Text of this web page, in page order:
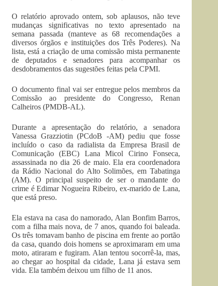
O relatório aprovado ontem, sob aplausos, não teve
mudanças significativas no texto apresentado na
semana passada (manteve as 68 recomendações a
diversos órgãos e instituições dos Três Poderes). Na
lista, está a criação de uma comissão mista permanente
de deputados e senadores para acompanhar os
desdobramentos das sugestões feitas pela CPMI.
O documento final vai ser entregue pelos membros da
Comissão ao presidente do Congresso, Renan
Calheiros (PMDB-AL).
Durante a apresentação do relatório, a senadora
Vanessa Grazziotin (PCdoB -AM) pediu que fosse
incluído o caso da radialista da Empresa Brasil de
Comunicação (EBC) Lana Micol Cirino Fonseca,
assassinada no dia 26 de maio. Ela era coordenadora
da Rádio Nacional do Alto Solimões, em Tabatinga
(AM). O principal suspeito de ser o mandante do
crime é Edimar Nogueira Ribeiro, ex-marido de Lana,
que está preso.
Ela estava na casa do namorado, Alan Bonfim Barros,
com a filha mais nova, de 7 anos, quando foi baleada.
Os três tomavam banho de piscina em frente ao portão
da casa, quando dois homens se aproximaram em uma
moto, atiraram e fugiram. Alan tentou socorrê-la, mas,
ao chegar ao hospital da cidade, Lana já estava sem
vida. Ela também deixou um filho de 11 anos.